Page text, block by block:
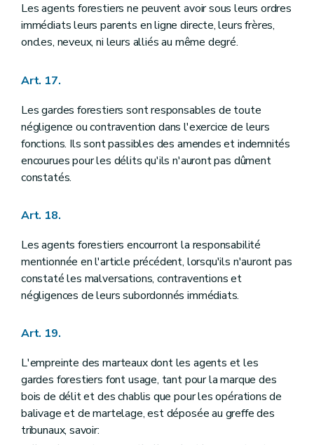
Les agents forestiers ne peuvent avoir sous leurs ordres
immédiats leurs parents en ligne directe, leurs frères,
oncles, neveux, ni leurs alliés au même degré.
Art. 17.
Les gardes forestiers sont responsables de toute
négligence ou contravention dans l'exercice de leurs
fonctions. Ils sont passibles des amendes et indemnités
encourues pour les délits qu'ils n'auront pas dûment
constatés.
Art. 18.
Les agents forestiers encourront la responsabilité
mentionnée en l'article précédent, lorsqu'ils n'auront pas
constaté les malversations, contraventions et
négligences de leurs subordonnés immédiats.
Art. 19.
L'empreinte des marteaux dont les agents et les
gardes forestiers font usage, tant pour la marque des
bois de délit et des chablis que pour les opérations de
balivage et de martelage, est déposée au greffe des
tribunaux, savoir: